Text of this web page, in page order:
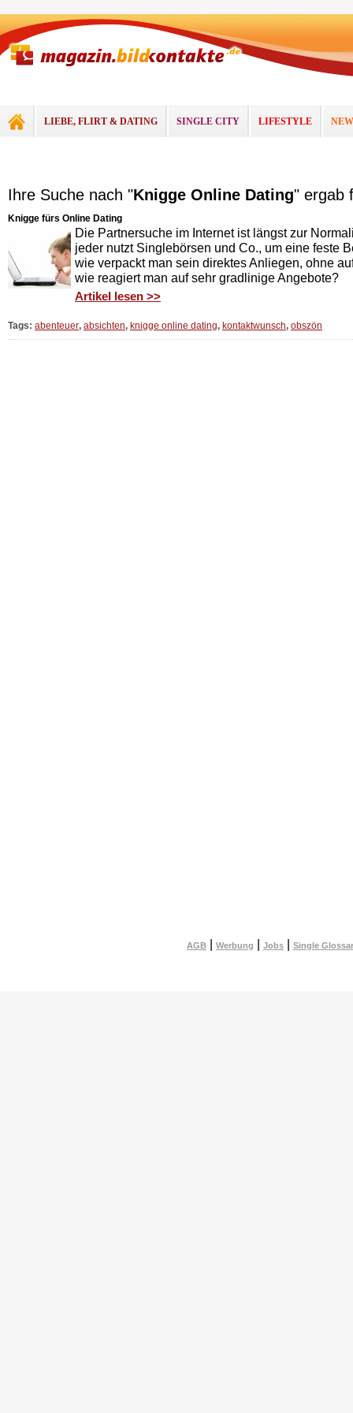
LIEBE, FLIRT & DATING SINGLE CITY LIFESTYLE
Ihre Suche nach "Knigge Online Dating" ergab
Knigge fürs Online Dating
Die Partnersuche im Internet ist längst zur
jeder nutzt Singlebörsen und Co., um eine feste
wie verpackt man sein direktes Anliegen, ohne
wie reagiert man auf sehr gradlinige Angebote?
Artikel lesen >>
Tags: abenteuer, absichten, knigge online dating, kontaktwunsch, obszön
AGB Werbung Jobs Single Glossar